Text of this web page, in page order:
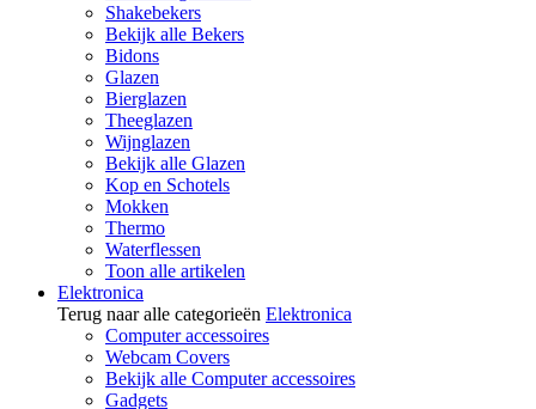
Shakebekers
Bekijk alle Bekers
Bidons
Glazen
Bierglazen
Theeglazen
Wijnglazen
Bekijk alle Glazen
Kop en Schotels
Mokken
Thermo
Waterflessen
Toon alle artikelen
Elektronica
Terug naar alle categorieën Elektronica
Computer accessoires
Webcam Covers
Bekijk alle Computer accessoires
Gadgets